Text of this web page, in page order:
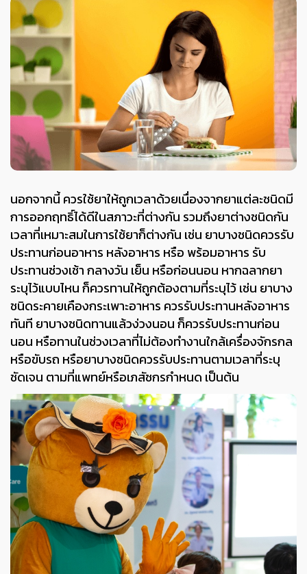
นอกจากนี้ ควรใช้ยาให้ถูกเวลาด้วยเนื่องจากยาแต่ละชนิดมี
การออกฤทธิ์ได้ดีในสภาวะที่ต่างกัน รวมถึงยาต่างชนิดกัน
เวลาที่เหมาะสมในการใช้ยาก็ต่างกัน เช่น ยาบางชนิดควรรับ
ประทานก่อนอาหาร หลังอาหาร หรือ พร้อมอาหาร รับ
ประทานช่วงเช้า กลางวัน เย็น หรือก่อนนอน หากฉลากยา
ระบุไว้แบบไหน ก็ควรทานให้ถูกต้องตามที่ระบุไว้ เช่น ยาบาง
ชนิดระคายเคืองกระเพาะอาหาร ควรรับประทานหลังอาหาร
ทันที ยาบางชนิดทานแล้วง่วงนอน ก็ควรรับประทานก่อน
นอน หรือทานในช่วงเวลาที่ไม่ต้องทำงานใกล้เครื่องจักรกล
หรือขับรถ หรือยาบางชนิดควรรับประทานตามเวลาที่ระบุ
ชัดเจน ตามที่แพทย์หรือเภสัชกรกำหนด เป็นต้น